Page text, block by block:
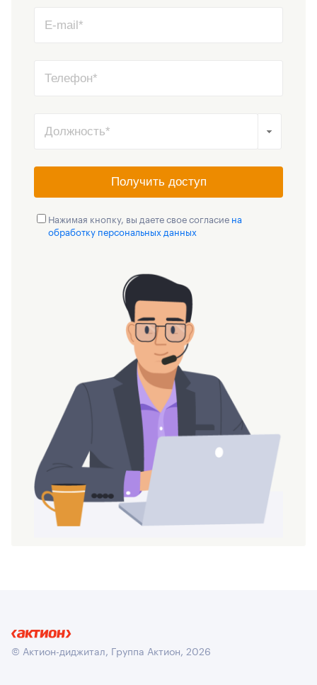
Получить доступ
Нажимая кнопку, вы даете свое согласие на
обработку персональных данных
© Актион-диджитал, Группа Актион, 2026